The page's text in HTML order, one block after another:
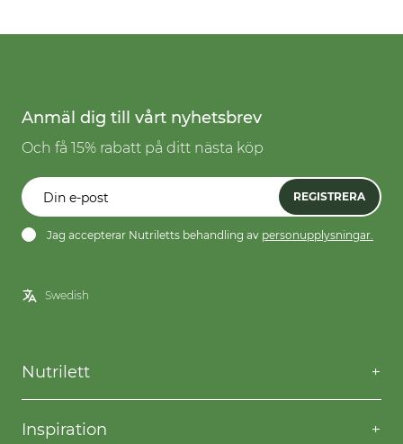
Anmäl dig till vårt nyhetsbrev
Och få 15% rabatt på ditt nästa köp
REGISTRERA
Jag accepterar Nutriletts behandling av personupplysningar.
Nutrilett
Kontakta oss
Frågor & svar
Inspiration